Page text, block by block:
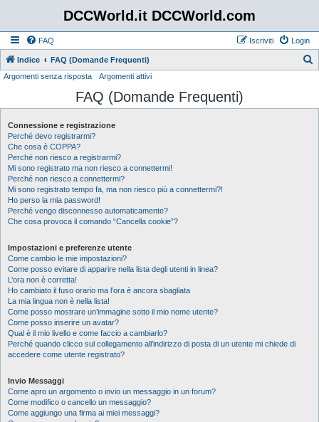
DCCWorld.it DCCWorld.com
FAQ Login
Iscriviti
Indice FAQ (Domande Frequenti)
c
Argomenti senza risposta Argomenti attivi
FAQ (Domande Frequenti)
Connessione e registrazione
Perché devo registrarmi?
Che cosa è COPPA?
Perché non riesco a registrarmi?
Mi sono registrato ma non riesco a connettermi!
Perché non riesco a connettermi?
Mi sono registrato tempo fa, ma non riesco più a connettermi?!
Ho perso la mia password!
Perché vengo disconnesso automaticamente?
Che cosa provoca il comando “Cancella cookie”?
Impostazioni e preferenze utente
Come cambio le mie impostazioni?
Come posso evitare di apparire nella lista degli utenti in linea?
L’ora non è corretta!
Ho cambiato il fuso orario ma l’ora è ancora sbagliata
La mia lingua non è nella lista!
Come posso mostrare un’immagine sotto il mio nome utente?
Come posso inserire un avatar?
Qual è il mio livello e come faccio a cambiarlo?
Perché quando clicco sul collegamento all’indirizzo di posta di un utente mi chiede di
accedere come utente registrato?
Invio Messaggi
Come apro un argomento o invio un messaggio in un forum?
Come modifico o cancello un messaggio?
Come aggiungo una firma ai miei messaggi?